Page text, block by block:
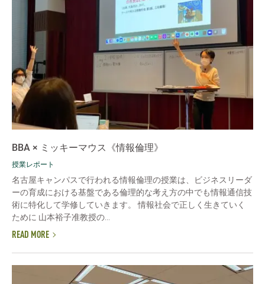
BBA × ミッキーマウス《情報倫理》
授業レポート
名古屋キャンパスで行われる情報倫理の授業は、ビジネスリーダ
ーの育成における基盤である倫理的な考え方の中でも情報通信技
術に特化して学修していきます。 情報社会で正しく生きていく
ために 山本裕子准教授の...
READ MORE